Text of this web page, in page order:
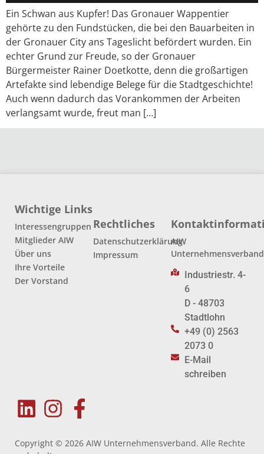
Ein Schwan aus Kupfer! Das Gronauer Wappentier
gehörte zu den Fundstücken, die bei den Bauarbeiten in
der Gronauer City ans Tageslicht befördert wurden. Ein
echter Grund zur Freude, so der Gronauer
Bürgermeister Rainer Doetkotte, denn die großartigen
Artefakte sind lebendige Belege für die Stadtgeschichte!
Auch wenn dadurch das Vorankommen der Arbeiten
verlangsamt wurde, freut man […]
Wichtige Links
Interessengruppen
Mitglieder AIW
Über uns
Ihre Vorteile
Der Vorstand
Rechtliches
Datenschutzerklärung
Impressum
AIW
Unternehmensverband
Industriestr. 4-
6
D - 48703
Stadtlohn
+49 (0) 2563
2073 0
E-Mail
schreiben
Copyright © 2026 AIW Unternehmensverband. Alle Rechte